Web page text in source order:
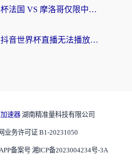
在国外看世界杯法国 VS 摩洛哥仅限中国大陆？别让地域限制拦下你的欢呼
在澳大利亚看抖音世界杯直播无法播放？海外党体育观赛终极指南来了！
速器 湖南精准量科技有限公司
业务许可证 B1-20231050
备案号 湘ICP备2023004234号-3A